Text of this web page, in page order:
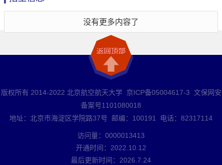
没有更多内容了
版权所有 2014-2022 北京航空航天大学 京ICP备05004617-3 文保网安
备案号1101080018
地址：北京市海淀区学院路37号 邮编：100191 电话：82317114
访问量： 0000013413
开通时间： 2022 10 12
最后更新时间： 2026 7 24